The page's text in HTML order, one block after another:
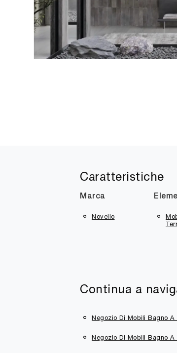
Caratteristiche
Marca
Novello
Continua a
Negozio Di Mobili Bagno A
Negozio Di Mobili Bagno A